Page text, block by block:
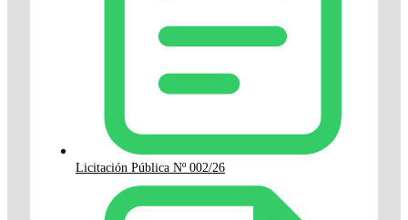
Licitación Pública Nº 002/26